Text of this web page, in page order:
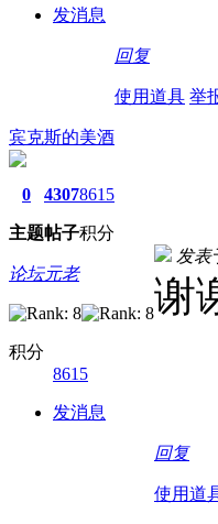
发消息
回复
使用道具 举
宾克斯的美酒
0
主题
4307
帖子
8615
积分
论坛元老
积分
8615
发消息
发表
谢
回复
使用道